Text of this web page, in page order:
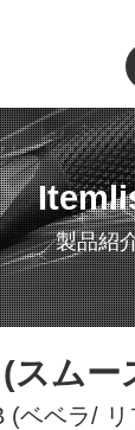
製品紹
スムー
(ベベラ/ リ